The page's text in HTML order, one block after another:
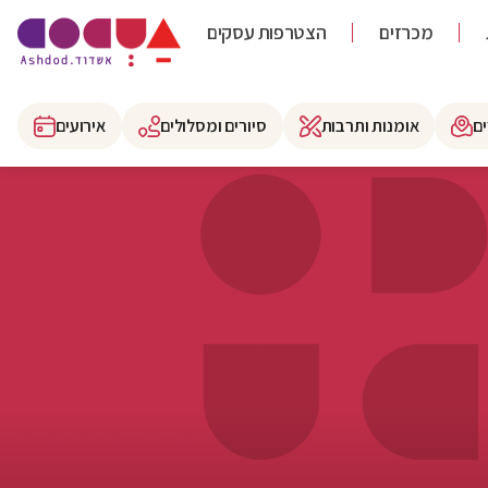
הצטרפות עסקים מכרזים
אירועים סיורים ומסלולים אומנות ותרבות